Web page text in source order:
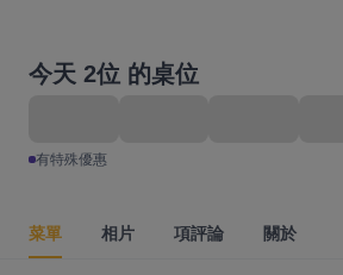
今天 2位 的桌位
有特殊優惠
菜單 相片 項評論 關於